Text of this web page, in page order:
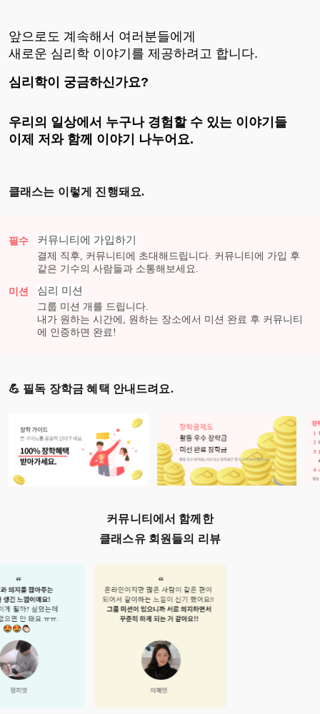
앞으로도 계속해서 여러분들에게
새로운 심리학 이야기를 제공하려고 합니다.
심리학이 궁금하신가요?
우리의 일상에서 누구나 경험할 수 있는 이야기들
이제 저와 함께 이야기 나누어요.
클래스는 이렇게 진행돼요.
필수 커뮤니티에 가입하기
결제 직후, 커뮤니티에 초대해드립니다. 커뮤니티에 가입 후
같은 기수의 사람들과 소통해보세요.
미션 심리 미션
그룹 미션 개를 드립니다.
내가 원하는 시간에, 원하는 장소에서 미션 완료 후 커뮤니티
에 인증하면 완료!
💪 필독 장학금 혜택 안내드려요.
커뮤니티에서 함께한
클래스유 회원들의 리뷰